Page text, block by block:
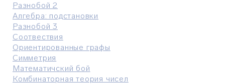
Разнобой 2
Алгебра: подстановки
Разнобой 3
Соотвествия
Ориентированные графы
Симметрия
Математичский бой
Комбинаторная теория чисел